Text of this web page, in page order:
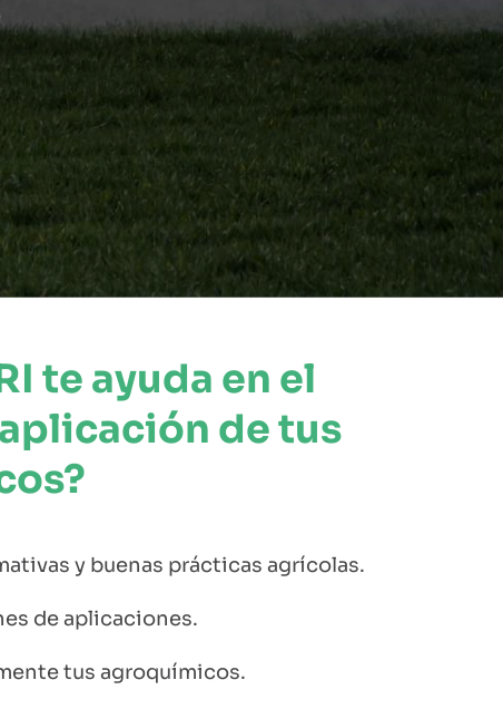
te ayuda en el
de tus
y buenas prácticas agrícolas.
de aplicaciones.
tus agroquímicos.